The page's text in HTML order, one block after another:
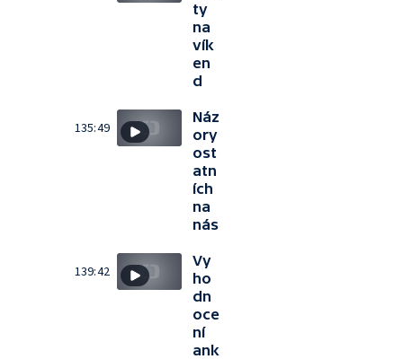
ty
na
vík
en
d
135:49
Náz
ory
ost
atn
ích
na
nás
139:42
Vy
ho
dn
oce
ní
ank